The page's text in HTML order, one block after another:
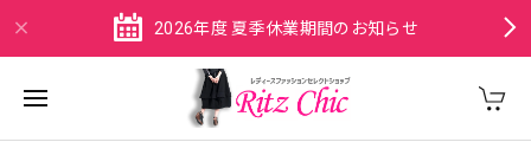
2026年度 夏季休業期間のお知らせ